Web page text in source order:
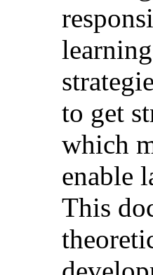
to get
which
enable
This